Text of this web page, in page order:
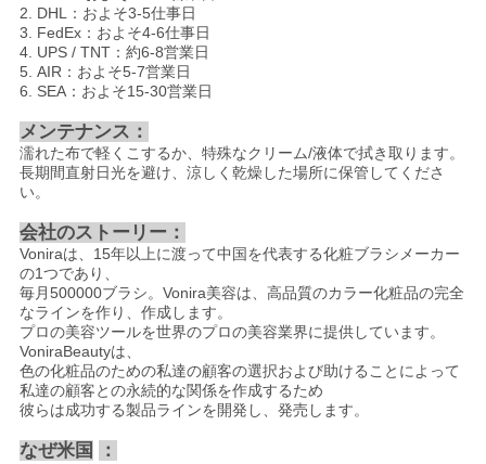
2. DHL：およそ3-5仕事日
3. FedEx：およそ4-6仕事日
4. UPS / TNT：約6-8営業日
5. AIR：およそ5-7営業日
6. SEA：およそ15-30営業日
メンテナンス：
濡れた布で軽くこするか、特殊なクリーム/液体で拭き取ります。
長期間直射日光を避け、涼しく乾燥した場所に保管してくださ
い。
会社のストーリー：
Voniraは、15年以上に渡って中国を代表する化粧ブラシメーカー
の1つであり、
毎月500000ブラシ。Vonira美容は、高品質のカラー化粧品の完全
なラインを作り、作成します。
プロの美容ツールを世界のプロの美容業界に提供しています。
VoniraBeautyは、
色の化粧品のための私達の顧客の選択および助けることによって
私達の顧客との永続的な関係を作成するため
彼らは成功する製品ラインを開発し、発売します。
なぜ米国 ：